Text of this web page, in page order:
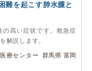
難を起こす肺水腫と
の高い症状です。救急症
解説します。
療センター 群馬県 富岡